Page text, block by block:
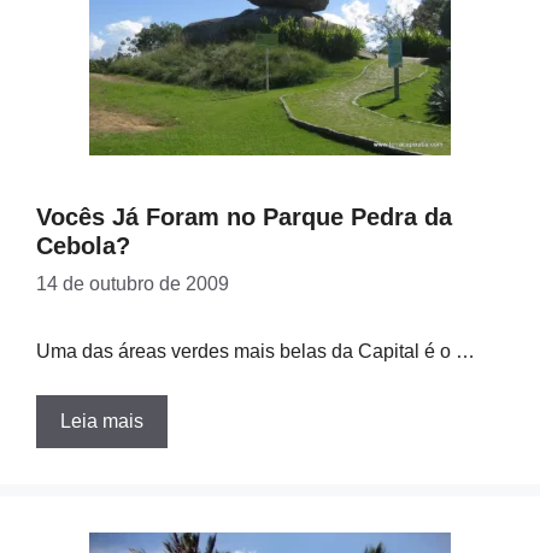
Vocês Já Foram no Parque Pedra da
Cebola?
14 de outubro de 2009
Uma das áreas verdes mais belas da Capital é o …
Leia mais